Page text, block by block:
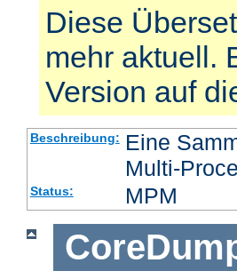
Diese
mehr aktuell.
Version auf
Beschreibung: Eine
Multi-
Status: MPM